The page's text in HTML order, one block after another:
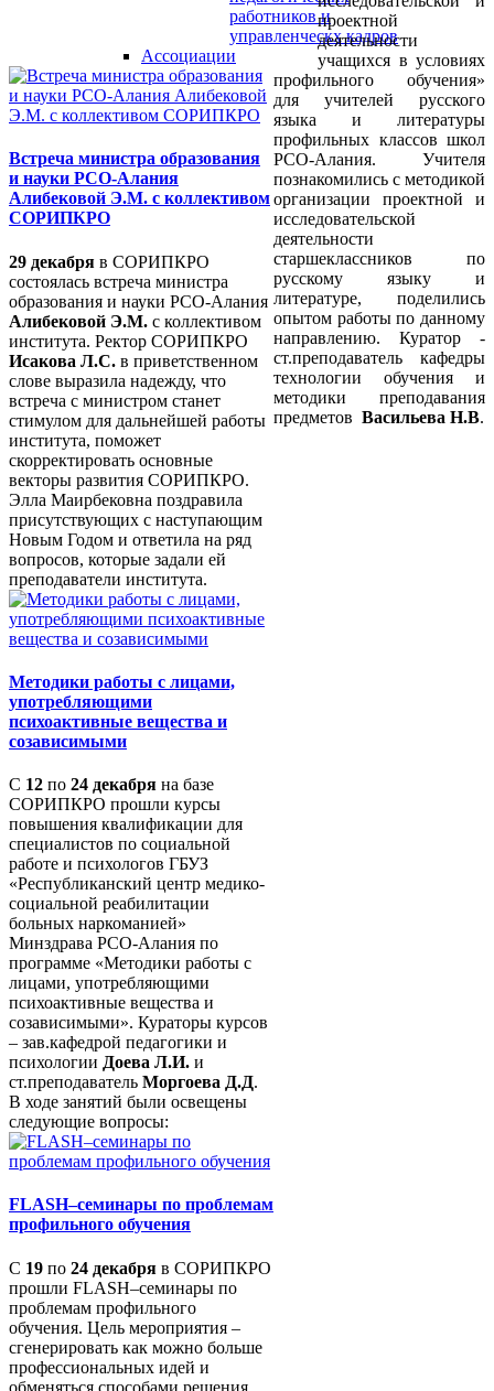
работников и
управленческх кадров
Ассоциации
Встреча министра образования
и науки РСО-Алания
Алибековой Э.М. с коллективом
СОРИПКРО
29 декабря в СОРИПКРО
состоялась встреча министра
образования и науки РСО-Алания
Алибековой Э.М. с коллективом
института. Ректор СОРИПКРО
Исакова Л.С. в приветственном
слове выразила надежду, что
встреча с министром станет
стимулом для дальнейшей работы
института, поможет
скорректировать основные
векторы развития СОРИПКРО.
Элла Маирбековна поздравила
присутствующих с наступающим
Новым Годом и ответила на ряд
вопросов, которые задали ей
преподаватели института.
Методики работы с лицами,
употребляющими
психоактивные вещества и
созависимыми
С 12 по 24 декабря на базе
СОРИПКРО прошли курсы
повышения квалификации для
специалистов по социальной
работе и психологов ГБУЗ
«Республиканский центр медико-
социальной реабилитации
больных наркоманией»
Минздрава РСО-Алания по
программе «Методики работы с
лицами, употребляющими
психоактивные вещества и
созависимыми». Кураторы курсов
– зав.кафедрой педагогики и
психологии Доева Л.И. и
ст.преподаватель Моргоева Д.Д.
В ходе занятий были освещены
следующие вопросы:
FLASH–семинары по проблемам
профильного обучения
С 19 по 24 декабря в СОРИПКРО
прошли FLASH–семинары по
проблемам профильного
обучения. Цель мероприятия –
сгенерировать как можно больше
профессиональных идей и
обменяться способами решения
проектной
деятельности
учащихся в условиях
профильного обучения»
для учителей русского
языка и литературы
профильных классов школ
РСО-Алания. Учителя
познакомились с методикой
организации проектной и
исследовательской
деятельности
старшеклассников по
русскому языку и
литературе, поделились
опытом работы по данному
направлению. Куратор -
ст.преподаватель кафедры
технологии обучения и
методики преподавания
предметов Васильева Н.В.